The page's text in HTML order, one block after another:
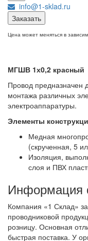
info@1-sklad.ru
Заказать
Цена может меняться в
МГШВ 1х0,2 красный
Провод предназначен
монтажа различных
электроаппаратуры.
Элементы
Медная
(скрученная, 5
Изоляция,
слоя и ПВХ
Информация
Компания «1 Склад»
проводниковой
розницу. Основная
быстрая поставка. У